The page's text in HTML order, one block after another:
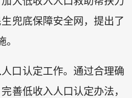
兜底保障安全网，提出了
口认定工作。通过合理确
善低收入人口认定办法，